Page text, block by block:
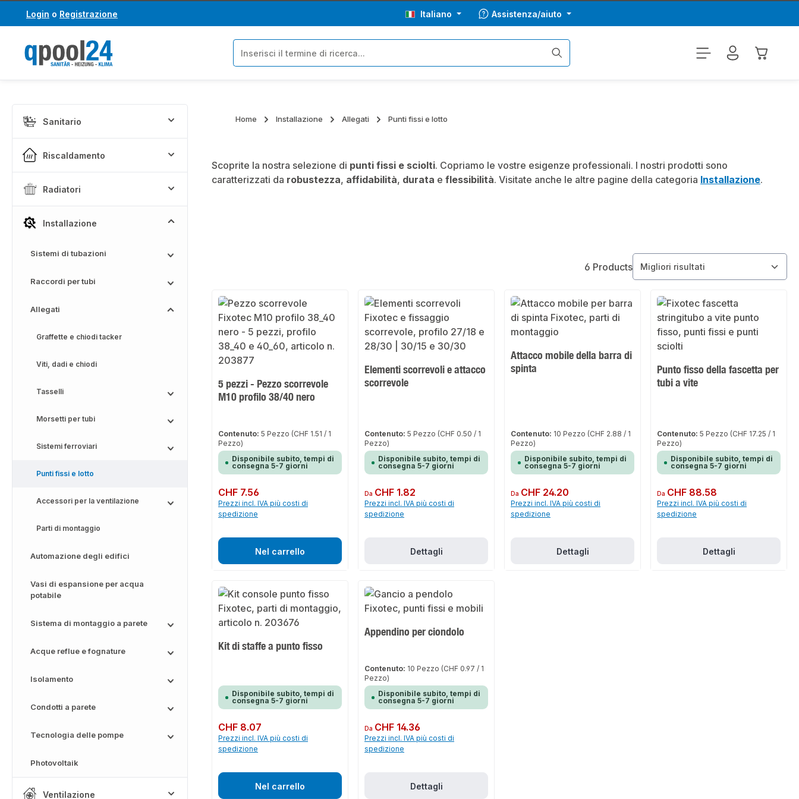
al contenuto principale
Salta alla ricerca
Login o Registrazione Italiano Assistenza/aiuto
Il
Sanitario
Riscaldamento
Radiatori
Installazione
Sistemi di tubazioni
Raccordi per tubi
Allegati
Graffette e chiodi tacker
Viti, dadi e chiodi
Tasselli
Morsetti per tubi
Sistemi ferroviari
Punti fissi e lotto
Accessori per la ventilazione
Parti di montaggio
Automazione degli edifici
Vasi di espansione per acqua
potabile
Sistema di montaggio a parete
Acque reflue e fognature
Isolamento
Condotti a parete
Tecnologia delle pompe
Photovoltaik
Ventilazione
Home Installazione Allegati Punti fissi e lotto
Scoprite la nostra selezione di punti fissi e sciolti. Copriamo le vostre esigenze professionali. I nostri prodotti sono
caratterizzati da robustezza, affidabilità, durata e flessibilità. Visitate anche le altre pagine della categoria Installazione.
6 Products
5 pezzi - Pezzo scorrevole
M10 profilo 38/40 nero
Contenuto:5 Pezzo (CHF 1.51 / 1
Pezzo)
Disponibile subito, tempi di
consegna 5-7 giorni
Prezzo normale:
CHF 7.56
Prezzi incl. IVA più costi di
spedizione
Nel carrello
Elementi scorrevoli e attacco
scorrevole
Contenuto:5 Pezzo (CHF 0.50 / 1
Pezzo)
Disponibile subito, tempi di
consegna 5-7 giorni
Prezzo normale:
Da CHF 1.82
Prezzi incl. IVA più costi di
spedizione
Dettagli
Attacco mobile della barra di
spinta
Contenuto: 10 Pezzo (CHF 2.88 / 1
Pezzo)
Disponibile subito, tempi di
consegna 5-7 giorni
Prezzo normale:
Da CHF 24.20
Prezzi incl. IVA più costi di
spedizione
Dettagli
Punto fisso della fascetta per
tubi a vite
Contenuto:5 Pezzo (CHF 17.25 / 1
Pezzo)
Disponibile subito, tempi di
consegna 5-7 giorni
Prezzo normale:
Da CHF 88.58
Prezzi incl. IVA più costi di
spedizione
Dettagli
Kit di staffe a punto fisso
Disponibile subito, tempi di
consegna 5-7 giorni
Prezzo normale:
CHF 8.07
Prezzi incl. IVA più costi di
spedizione
Nel carrello
Appendino per ciondolo
Contenuto: 10 Pezzo (CHF 0.97 / 1
Pezzo)
Disponibile subito, tempi di
consegna 5-7 giorni
Prezzo normale:
Da CHF 14.36
Prezzi incl. IVA più costi di
spedizione
Dettagli